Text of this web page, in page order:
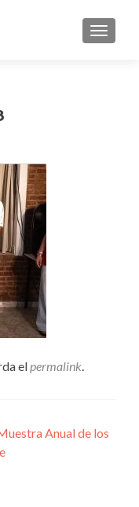
elpermalink.
Anual de los